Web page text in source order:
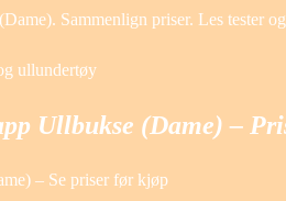
Sammenlign priser. Les tester
ullundertøy
Ullbukse (Dame) –
– Se priser før kjøp